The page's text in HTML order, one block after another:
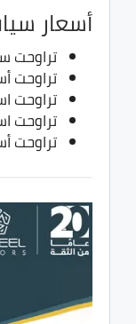
أسعار سيات
تراوحت سيارات
تراوحت أسعار
تراوحت اسعار
تراوحت اسعار
تراوحت أسعار